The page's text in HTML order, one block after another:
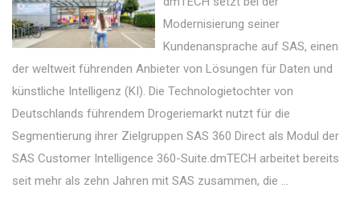
Modernisierung seiner
Kundenansprache auf SAS, einen
der weltweit führenden Anbieter von Lösungen für Daten und
künstliche Intelligenz (KI). Die Technologietochter von
Deutschlands führendem Drogeriemarkt nutzt für die
Segmentierung ihrer Zielgruppen SAS 360 Direct als Modul der
SAS Customer Intelligence 360-Suite.dmTECH arbeitet bereits
seit mehr als zehn Jahren mit SAS zusammen, die ...